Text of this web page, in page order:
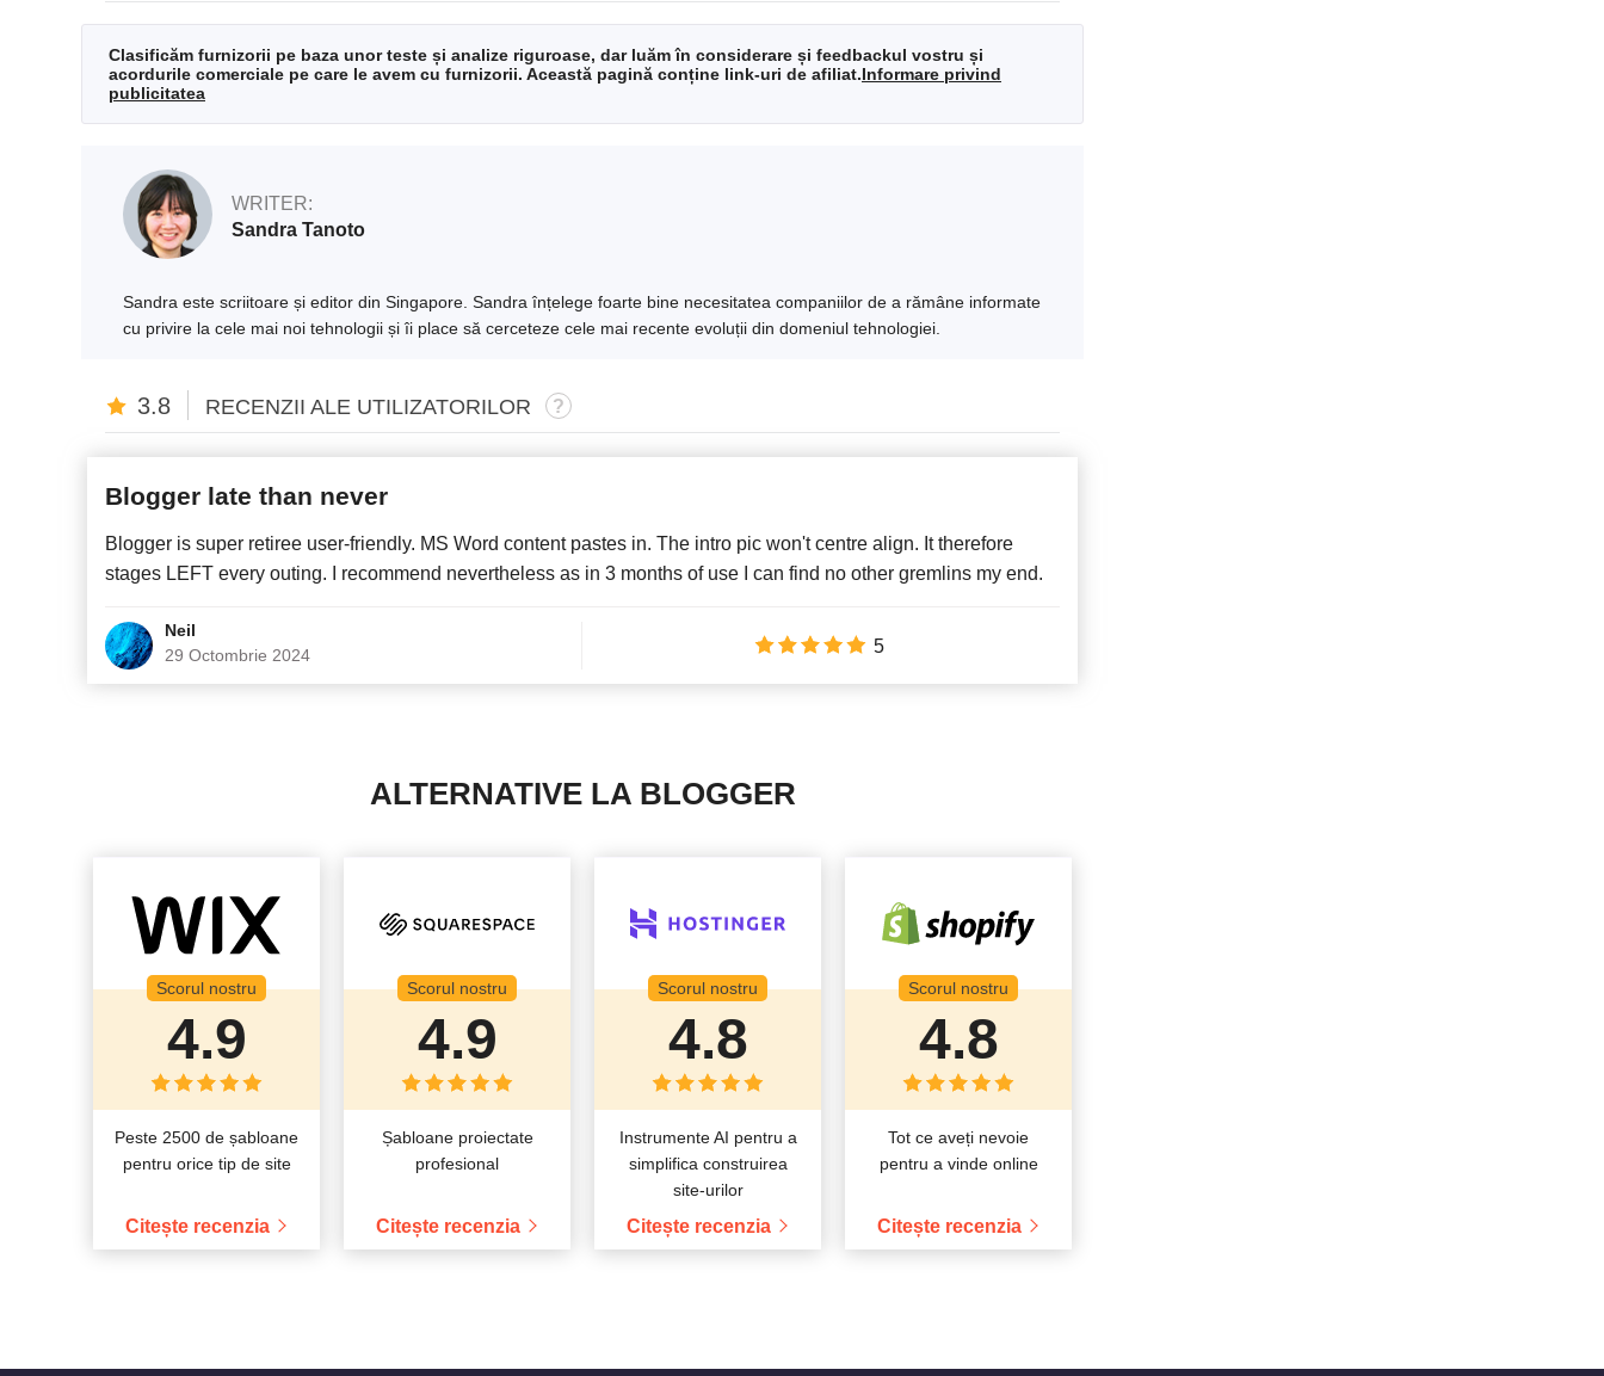
Clasificăm furnizorii pe baza unor teste și analize riguroase, dar luăm în considerare și feedbackul vostru și
acordurile comerciale pe care le avem cu furnizorii. Această pagină conține link-uri de afiliat.Informare privind
publicitatea
WRITER:
Sandra Tanoto
Sandra este scriitoare și editor din Singapore. Sandra înțelege foarte bine necesitatea companiilor de a rămâne informate
cu privire la cele mai noi tehnologii și îi place să cerceteze cele mai recente evoluții din domeniul tehnologiei.
3.8 RECENZII ALE UTILIZATORILOR
Blogger late than never
Blogger is super retiree user-friendly. MS Word content pastes in. The intro pic won't centre align. It therefore
stages LEFT every outing. I recommend nevertheless as in 3 months of use I can find no other gremlins my end.
Neil
29 Octombrie 2024
5
ALTERNATIVE LA BLOGGER
Scorul nostru
4.9
Peste 2500 de șabloane
pentru orice tip de site
Citește recenzia
Scorul nostru
4.9
Șabloane proiectate
profesional
Citește recenzia
Scorul nostru
4.8
Instrumente AI pentru a
simplifica construirea
site-urilor
Citește recenzia
Scorul nostru
4.8
Tot ce aveți nevoie
pentru a vinde online
Citește recenzia